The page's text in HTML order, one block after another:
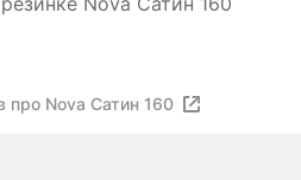
про Nova Сатин 160